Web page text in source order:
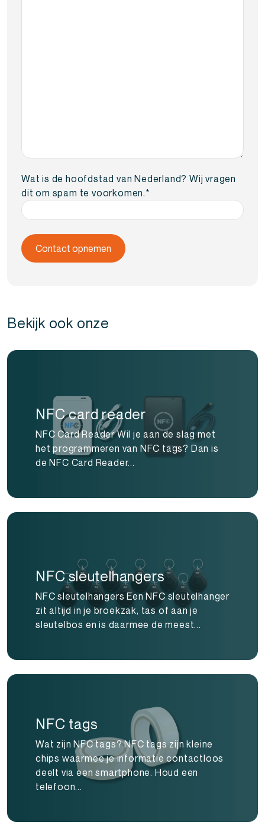
Wat is de hoofdstad van Nederland? Wij vragen
dit om spam te voorkomen.*
Bekijk ook onze
NFC card reader
NFC Card Reader Wil je aan de slag met
het programmeren van NFC tags? Dan is
de NFC Card Reader...
NFC sleutelhangers
NFC sleutelhangers Een NFC sleutelhanger
zit altijd in je broekzak, tas of aan je
sleutelbos en is daarmee de meest...
NFC tags
Wat zijn NFC tags? NFC tags zijn kleine
chips waarmee je informatie contactloos
deelt via een smartphone. Houd een
telefoon...